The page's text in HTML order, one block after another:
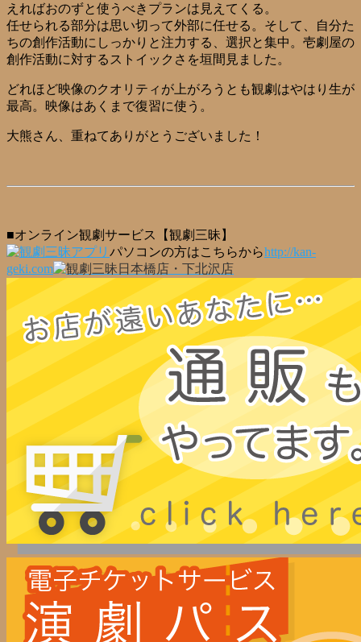
えればおのずと使うべきプランは見えてくる。
任せられる部分は思い切って外部に任せる。そして、自分た
ちの創作活動にしっかりと注力する、選択と集中。壱劇屋の
創作活動に対するストイックさを垣間見ました。
どれほど映像のクオリティが上がろうとも観劇はやはり生が
最高。映像はあくまで復習に使う。
大熊さん、重ねてありがとうございました！
■オンライン観劇サービス【観劇三昧】
パソコンの方はこちらからhttp://kan-
geki.com